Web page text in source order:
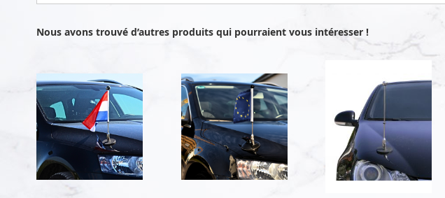
Nous avons trouvé d’autres produits qui pourraient vous intéresser !